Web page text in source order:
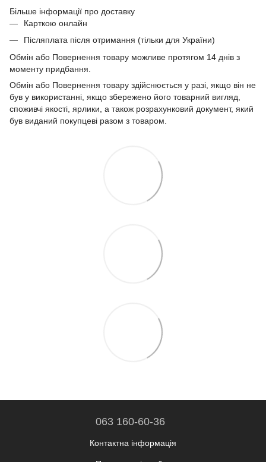
Більше інформації про доставку
Карткою онлайн
Післяплата після отримання (тільки для України)
Обмін або Повернення товару можливе протягом 14 днів з
моменту придбання.
Обмін або Повернення товару здійснюється у разі, якщо він не
був у використанні, якщо збережено його товарний вигляд,
споживчі якості, ярлики, а також розрахунковий документ, який
був виданий покупцеві разом з товаром.
063 160-60-36
Контактна інформація